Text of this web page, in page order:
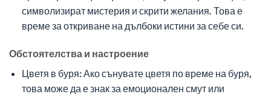
символизират мистерия и скрити желания. Това е
време за откриване на дълбоки истини за себе си.
Обстоятелства и настроение
Цветя в буря: Ако сънувате цветя по време на буря,
това може да е знак за емоционален смут или